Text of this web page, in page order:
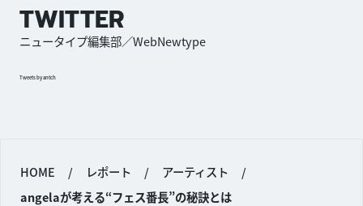
TWITTER
ニュータイプ編集部／WebNewtype
Tweets by antch
HOME / レポート / アーティスト
/
angelaが考える“フェス番長”の秘訣とは